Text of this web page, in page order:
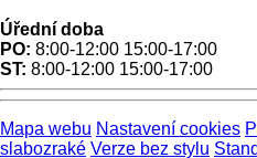
Úřední doba
PO: 8:00-12:00 15:00-17:00
ST: 8:00-12:00 15:00-17:00
Mapa webu Nastavení cookies
slabozraké Verze bez stylu